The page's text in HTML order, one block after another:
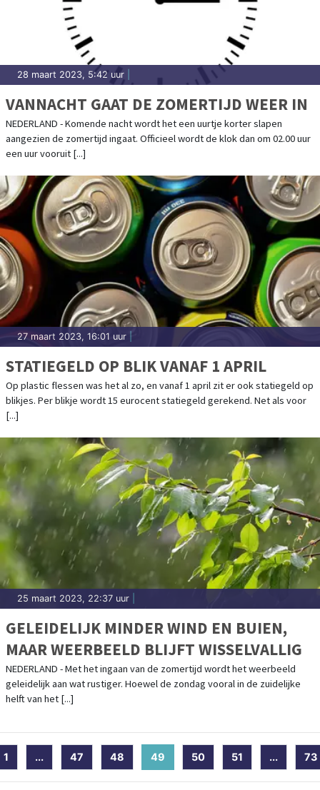
28 maart 2023, 5:42 uur
VANNACHT GAAT DE ZOMERTIJD WEER IN
NEDERLAND - Komende nacht wordt het een uurtje korter slapen
aangezien de zomertijd ingaat. Officieel wordt de klok dan om 02.00 uur
een uur vooruit [...]
27 maart 2023, 16:01 uur
STATIEGELD OP BLIK VANAF 1 APRIL
Op plastic flessen was het al zo, en vanaf 1 april zit er ook statiegeld op
blikjes. Per blikje wordt 15 eurocent statiegeld gerekend. Net als voor
[...]
25 maart 2023, 22:37 uur
GELEIDELIJK MINDER WIND EN BUIEN,
MAAR WEERBEELD BLIJFT WISSELVALLIG
NEDERLAND - Met het ingaan van de zomertijd wordt het weerbeeld
geleidelijk aan wat rustiger. Hoewel de zondag vooral in de zuidelijke
helft van het [...]
1 ... 47 48 49 (current)
50 51 ... 73